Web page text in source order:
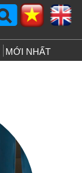
MỚI NHẤT